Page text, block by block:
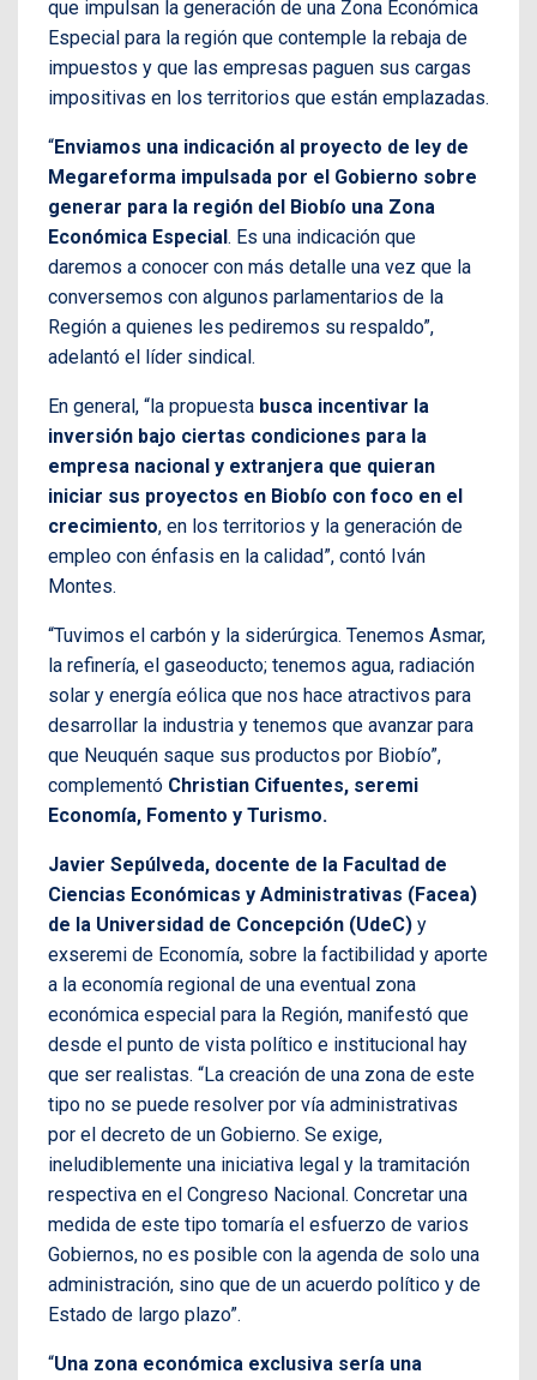
que impulsan la generación de una Zona Económica
Especial para la región que contemple la rebaja de
impuestos y que las empresas paguen sus cargas
impositivas en los territorios que están emplazadas.
“Enviamos una indicación al proyecto de ley de
Megareforma impulsada por el Gobierno sobre
generar para la región del Biobío una Zona
Económica Especial . Es una indicación que
daremos a conocer con más detalle una vez que la
conversemos con algunos parlamentarios de la
Región a quienes les pediremos su respaldo”,
adelantó el líder sindical.
En general, “la propuesta busca incentivar la
inversión bajo ciertas condiciones para la
empresa nacional y extranjera que quieran
iniciar sus proyectos en Biobío con foco en el
crecimiento, en los territorios y la generación de
empleo con énfasis en la calidad”, contó Iván
Montes.
“Tuvimos el carbón y la siderúrgica. Tenemos Asmar,
la refinería, el gaseoducto; tenemos agua, radiación
solar y energía eólica que nos hace atractivos para
desarrollar la industria y tenemos que avanzar para
que Neuquén saque sus productos por Biobío”,
complementó Christian Cifuentes, seremi
Economía, Fomento y Turismo.
Javier Sepúlveda, docente de la Facultad de
Ciencias Económicas y Administrativas (Facea)
de la Universidad de Concepción (UdeC) y
exseremi de Economía, sobre la factibilidad y aporte
a la economía regional de una eventual zona
económica especial para la Región, manifestó que
desde el punto de vista político e institucional hay
que ser realistas. “La creación de una zona de este
tipo no se puede resolver por vía administrativas
por el decreto de un Gobierno. Se exige,
ineludiblemente una iniciativa legal y la tramitación
respectiva en el Congreso Nacional. Concretar una
medida de este tipo tomaría el esfuerzo de varios
Gobiernos, no es posible con la agenda de solo una
administración, sino que de un acuerdo político y de
Estado de largo plazo”.
“Una zona económica exclusiva sería una